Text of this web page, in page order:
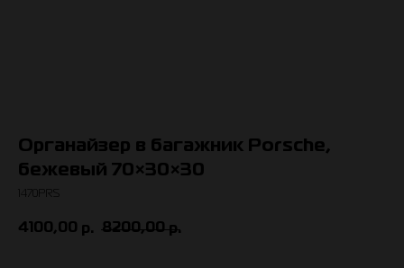
Органайзер в багажник Porsche,
бежевый 70×30×30
1470PRS
4100,00 р. 8200,00 р.